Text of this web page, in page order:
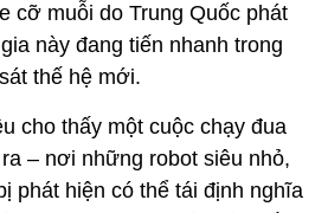
cỡ muỗi do Trung Quốc phát
này đang tiến nhanh trong
thế hệ mới.
cho thấy một cuộc chạy đua
– nơi những robot siêu nhỏ,
phát hiện có thể tái định nghĩa